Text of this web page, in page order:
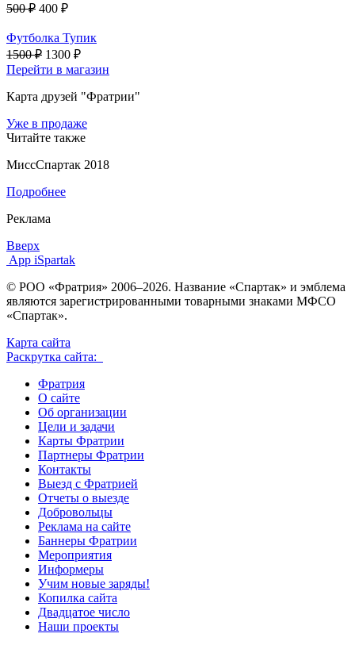
500 ₽ 400 ₽
Футболка Тупик
1500 ₽ 1300 ₽
Перейти в магазин
Карта друзей "Фратрии"
Уже в продаже
Читайте также
МиссСпартак 2018
Подробнее
Реклама
Вверх
App iSpartak
© РОО «Фратрия» 2006–2026. Название «Спартак» и эмблема
являются зарегистрированными товарными знаками МФСО
«Спартак».
Карта сайта
Раскрутка сайта:
Фратрия
О сайте
Об организации
Цели и задачи
Карты Фратрии
Партнеры Фратрии
Контакты
Выезд с Фратрией
Отчеты о выезде
Добровольцы
Реклама на сайте
Баннеры Фратрии
Мероприятия
Информеры
Учим новые заряды!
Копилка сайта
Двадцатое число
Наши проекты